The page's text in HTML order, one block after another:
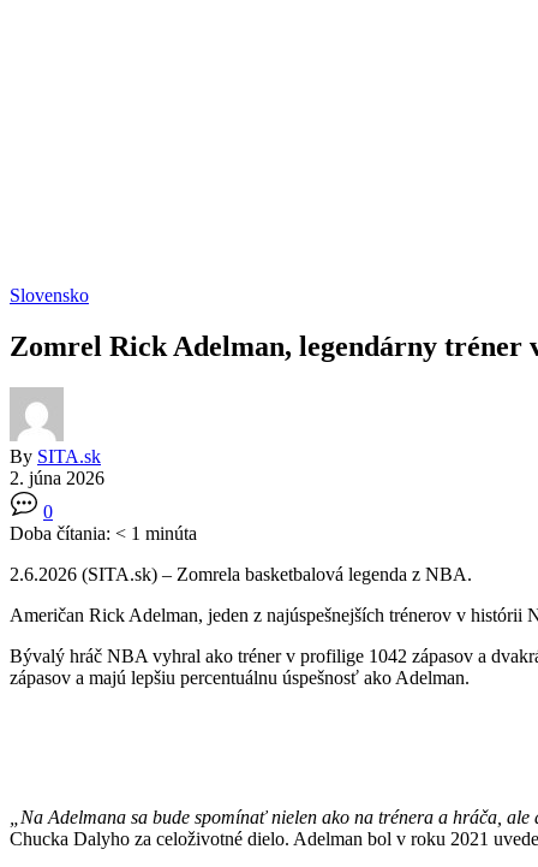
Slovensko
Zomrel Rick Adelman, legendárny tréner
By SITA.sk
2. júna 2026
0
Doba čítania: < 1 minúta
2.6.2026 (SITA.sk) – Zomrela basketbalová legenda z NBA.
Američan Rick Adelman, jeden z najúspešnejších trénerov v histórii
Bývalý hráč NBA vyhral ako tréner v profilige 1042 zápasov a
zápasov a majú lepšiu percentuálnu úspešnosť ako Adelman.
„Na Adelmana sa bude spomínať nielen ako na trénera a hráča,
Chucka Dalyho za celoživotné dielo. Adelman bol v roku 2021